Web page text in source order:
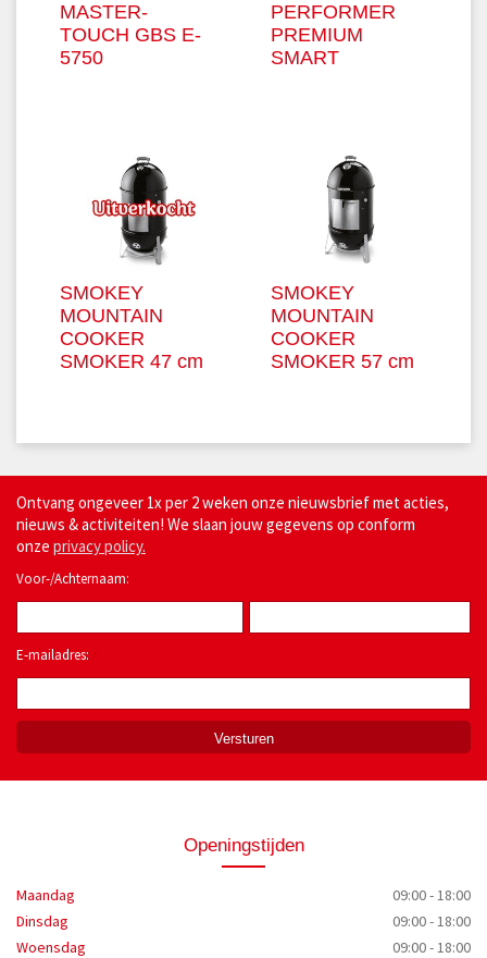
MASTER-
TOUCH GBS E-
5750
PERFORMER
PREMIUM
SMART
SMOKEY
MOUNTAIN
COOKER
SMOKER 47 cm
SMOKEY
MOUNTAIN
COOKER
SMOKER 57 cm
Ontvang ongeveer 1x per 2 weken onze nieuwsbrief met acties,
nieuws & activiteiten! We slaan jouw gegevens op conform
onze privacy policy.
Voor-/Achternaam:
E-mailadres:
Openingstijden
Maandag
09:00 - 18:00
Dinsdag
09:00 - 18:00
Woensdag
09:00 - 18:00